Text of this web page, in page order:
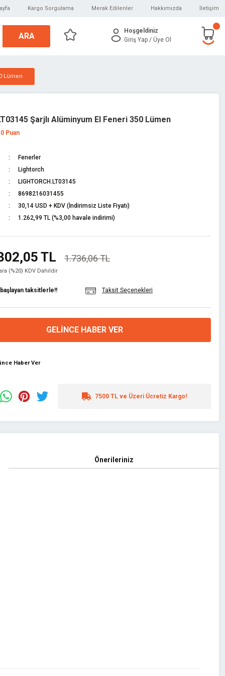
Kargo Sorgulama Merak Edilenler Hakkımızda İletişim
ARA
Hoşgeldiniz
Giriş Yap / Üye Ol
Lümen
Şarjlı Alüminyum El Feneri 350 Lümen
Puan
Fenerler
Lightorch
LIGHTORCH.LT03145
8698216031455
30,14 USD + KDV (İndirimsiz Liste Fiyatı)
1.262,99 TL (%3,00 havale indirimi)
TL 1.736,06 TL
(%20) KDV Dahildir
taksitlerle!! Taksit Seçenekleri
GELINCE HABER VER
Haber Ver
7500 TL ve Üzeri Ücretiz Kargo!
Önerileriniz